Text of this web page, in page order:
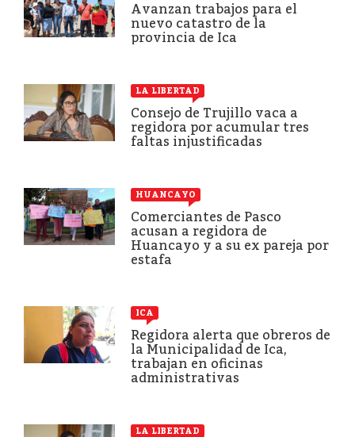
Avanzan trabajos para el
nuevo catastro de la
provincia de Ica
LA LIBERTAD
Consejo de Trujillo vaca a
regidora por acumular tres
faltas injustificadas
HUANCAYO
Comerciantes de Pasco
acusan a regidora de
Huancayo y a su ex pareja por
estafa
ICA
Regidora alerta que obreros de
la Municipalidad de Ica,
trabajan en oficinas
administrativas
LA LIBERTAD